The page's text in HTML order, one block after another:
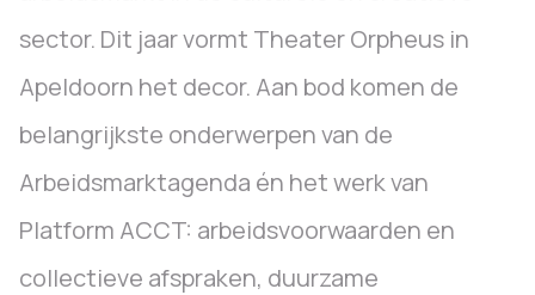
sector. Dit jaar vormt Theater Orpheus in
Apeldoorn het decor. Aan bod komen de
belangrijkste onderwerpen van de
Arbeidsmarktagenda én het werk van
Platform ACCT: arbeidsvoorwaarden en
collectieve afspraken, duurzame